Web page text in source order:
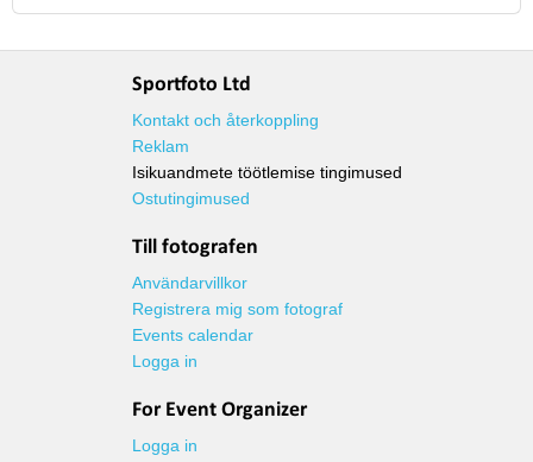
Sportfoto Ltd
Kontakt och återkoppling
Reklam
Isikuandmete töötlemise tingimused
Ostutingimused
Till fotografen
Användarvillkor
Registrera mig som fotograf
Events calendar
Logga in
For Event Organizer
Logga in